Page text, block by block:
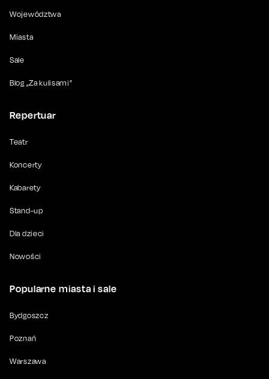
Województwa
Miasta
Sale
Blog „Za kulisami”
Repertuar
Teatr
Koncerty
Kabarety
Stand-up
Dla dzieci
Nowości
Popularne miasta i sale
Bydgoszcz
Poznań
Warszawa